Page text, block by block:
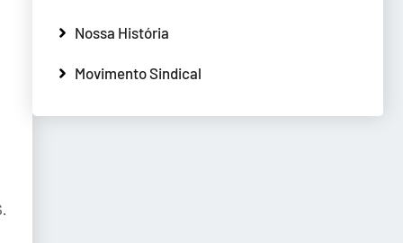
Nossa História
Movimento Sindical